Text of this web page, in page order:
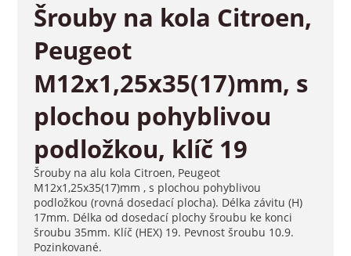
Šrouby na kola Citroen,
Peugeot
M12x1,25x35(17)mm, s
plochou pohyblivou
podložkou, klíč 19
Šrouby na alu kola Citroen, Peugeot
M12x1,25x35(17)mm , s plochou pohyblivou
podložkou (rovná dosedací plocha). Délka závitu (H)
17mm. Délka od dosedací plochy šroubu ke konci
šroubu 35mm. Klíč (HEX) 19. Pevnost šroubu 10.9.
Pozinkované.